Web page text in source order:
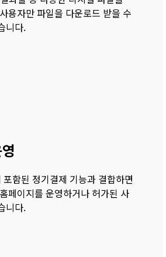
용자만 파일을 다운로드 받을 수
니다.
함된 정기결제 기능과 결합하면
페이지를 운영하거나 허가된 사
니다.